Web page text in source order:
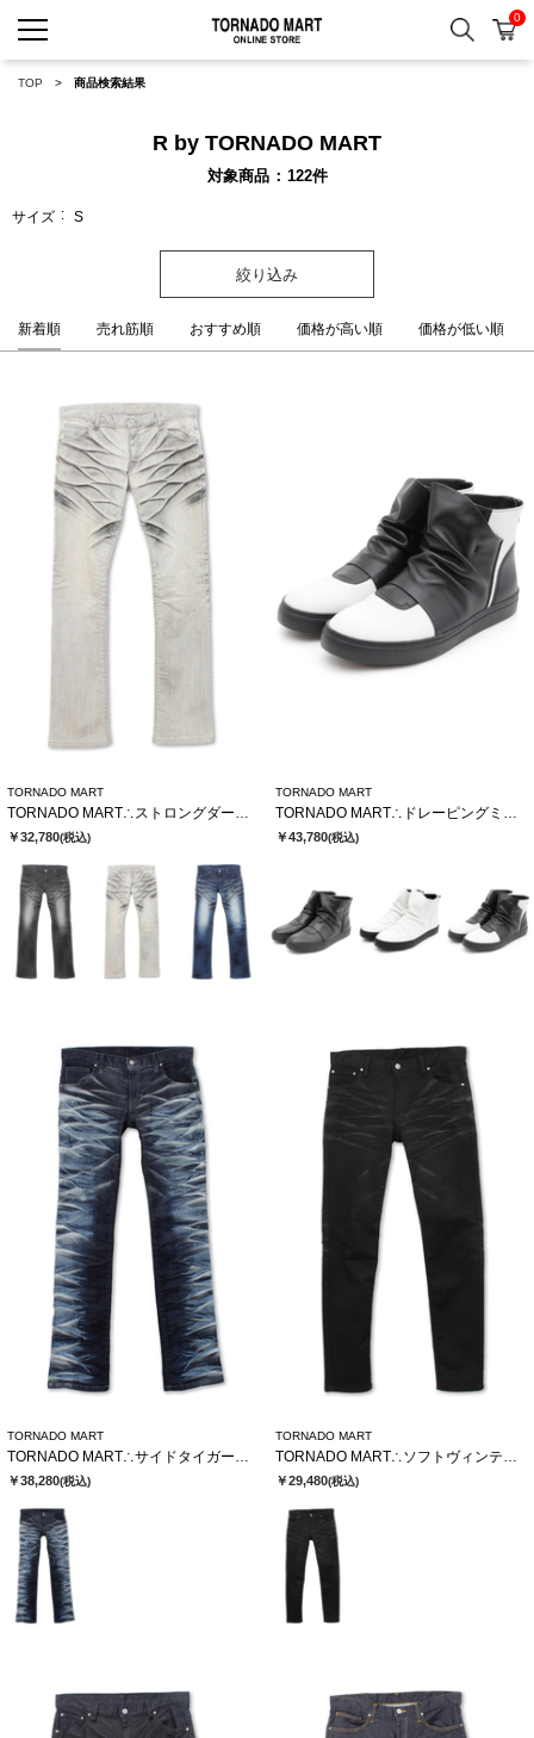
検索 カ
0
TOP 商品検索結果
R by TORNADO MART
対象商品 122件
サイズ S
絞り込み
新着順 売れ筋順 おすすめ順 価格が高い順 価格が低い順
TORNADO MART
￥32,780(税込)
TORNADO MART
￥43,780(税込)
TORNADO MART
TORNADO MART∴サイドタイガーシューカットデニム
￥38,280(税込)
TORNADO MART
TORNADO MART∴ソフトヴィンテージスリムデニム
￥29,480(税込)